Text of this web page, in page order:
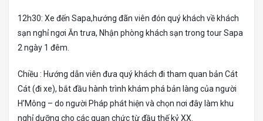
12h30: Xe đến Sapa,hướng đãn viên đón quý khách về khách
sạn nghỉ ngơi Ăn trưa, Nhận phòng khách sạn trong tour Sapa
2 ngày 1 đêm.
Chiều : Hướng dẫn viên đưa quý khách đi tham quan bản Cát
Cát (đi xe), bắt đầu hành trình khám phá bản làng của người
H’Mông – do người Pháp phát hiện và chọn nơi đây làm khu
nghỉ dưỡng cho các quan chức từ đầu thế kỷ XX.